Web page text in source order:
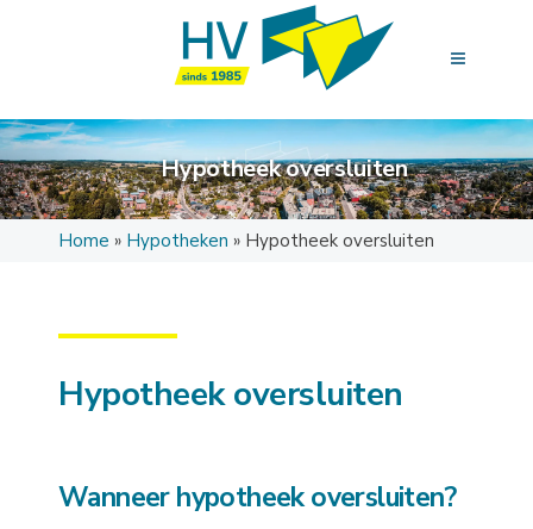
Hypotheek oversluiten
Home » Hypotheken » Hypotheek oversluiten
Hypotheek oversluiten
Wanneer hypotheek oversluiten?